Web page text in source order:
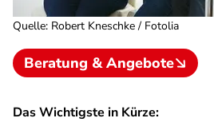
Quelle: Robert Kneschke / Fotolia
Beratung & Angebote
Das Wichtigste in Kürze: